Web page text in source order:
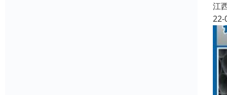
江
22-